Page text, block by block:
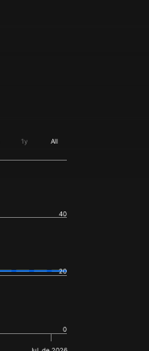
1y All
0
20
40